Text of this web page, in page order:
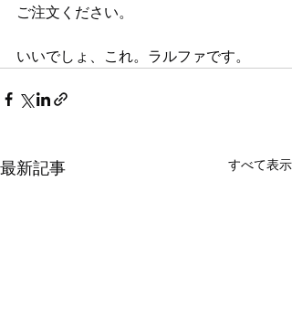
ご注文ください。
いいでしょ、これ。ラルファです。
最新記事 すべて表示